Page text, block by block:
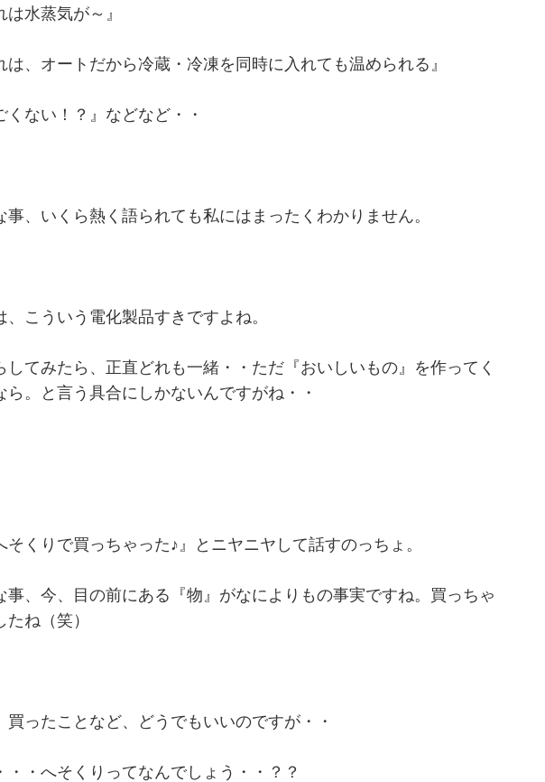
は水蒸気が～』
は、オートだから冷蔵・冷凍を同時に入れても温められる』
くない！？』などなど・・
事、いくら熱く語られても私にはまったくわかりません。
、こういう電化製品すきですよね。
してみたら、正直どれも一緒・・ただ『おいしいもの』を作ってく
ら。と言う具合にしかないんですがね・・
くりで買っちゃった♪』とニヤニヤして話すのっちょ。
事、今、目の前にある『物』がなによりもの事実ですね。買っちゃ
たね（笑）
買ったことなど、どうでもいいのですが・・
・・へそくりってなんでしょう・・？？